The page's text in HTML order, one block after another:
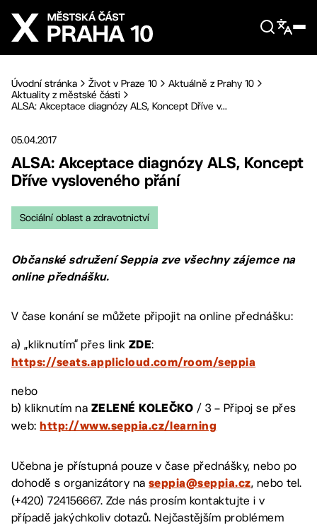
Přejít na hlavní obsah
Úvodní stránka Život v Praze 10
Aktuálně z Prahy 10
Aktuality z městské části
ALSA: Akceptace diagnózy ALS, Koncept Dříve v...
05.04.2017
ALSA: Akceptace diagnózy ALS, Koncept
Dříve vysloveného přání
Sociální oblast a zdravotnictví
Občanské sdružení Seppia zve všechny zájemce na
online přednášku.
V čase konání se můžete připojit na online přednášku:
a) „kliknutím“ přes link ZDE:
https://seats.applicloud.com/room/seppia
nebo
b) kliknutím na ZELENÉ KOLEČKO / 3 – Připoj se přes
web:http://www.seppia.cz/learning
Učebna je přístupná pouze v čase přednášky, nebo po
dohodě s organizátory na seppia@seppia.cz, nebo tel.
(+420) 724156667. Zde nás prosím kontaktujte i v
případě jakýchkoliv dotazů. Nejčastějším problémem